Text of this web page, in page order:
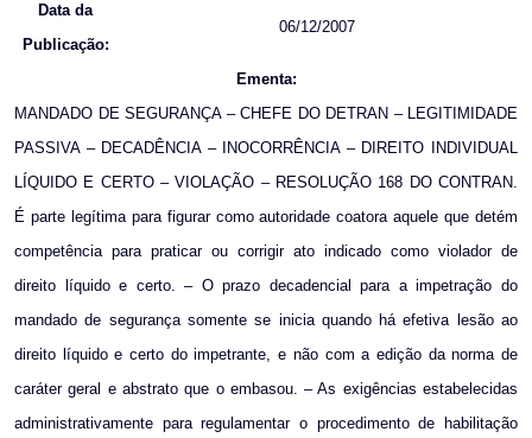
Data da
Publicação:
06/12/2007
Ementa:
MANDADO DE SEGURANÇA – CHEFE DO DETRAN – LEGITIMIDADE
PASSIVA – DECADÊNCIA – INOCORRÊNCIA – DIREITO INDIVIDUAL
LÍQUIDO E CERTO – VIOLAÇÃO – RESOLUÇÃO 168 DO CONTRAN.
É parte legítima para figurar como autoridade coatora aquele que detém
competência para praticar ou corrigir ato indicado como violador de
direito líquido e certo. – O prazo decadencial para a impetração do
mandado de segurança somente se inicia quando há efetiva lesão ao
direito líquido e certo do impetrante, e não com a edição da norma de
caráter geral e abstrato que o embasou. – As exigências estabelecidas
administrativamente para regulamentar o procedimento de habilitação